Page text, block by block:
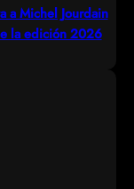
a Michel Jourdain
la edición 2026